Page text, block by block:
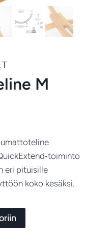
M
eri pituisille
koko kesäksi.